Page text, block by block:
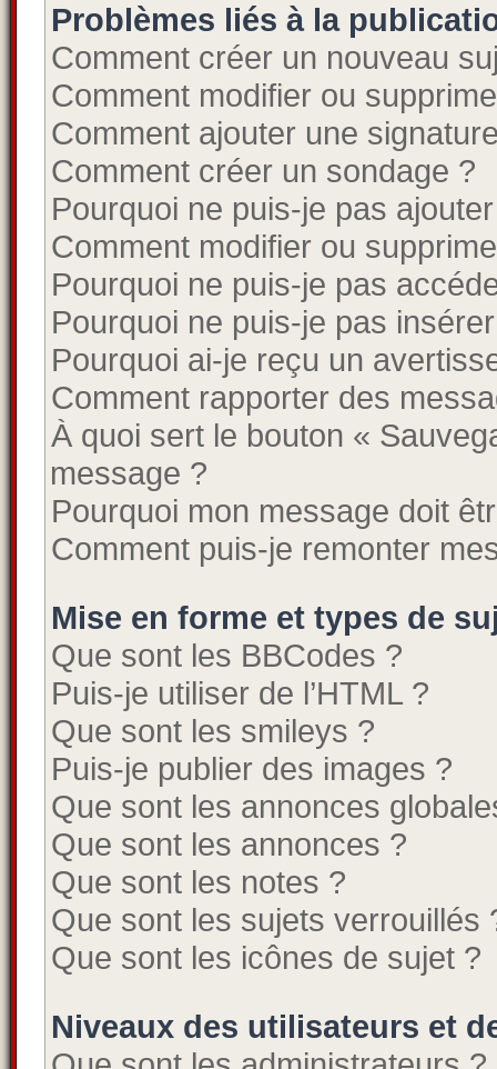
Problèmes liés à la
Comment créer un nouveau
Comment modifier ou
Comment ajouter une
Comment créer un sondage ?
Pourquoi ne puis-je pas
Comment modifier ou
Pourquoi ne puis-je pas
Pourquoi ne puis-je pas
Pourquoi ai-je reçu un
Comment rapporter des
À quoi sert le bouton «
message ?
Pourquoi mon message doit
Comment puis-je remonter
Mise en forme et types de
Que sont les BBCodes ?
Puis-je utiliser de l’HTML ?
Que sont les smileys ?
Puis-je publier des images ?
Que sont les annonces
Que sont les annonces ?
Que sont les notes ?
Que sont les sujets verrouillés
Que sont les icônes de sujet ?
Niveaux des utilisateurs et